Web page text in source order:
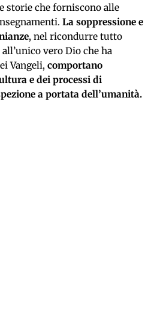
storie che forniscono alle
La soppressione e
, nel ricondurre tutto
vero Dio che ha
Vangeli, comportano
e dei processi di
a portata dell’umanità.